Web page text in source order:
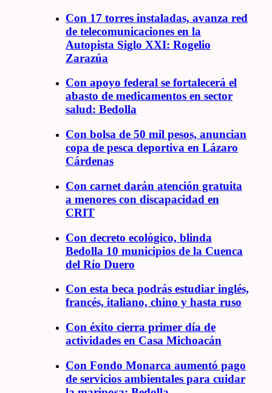
Con 17 torres instaladas, avanza red
de telecomunicaciones en la
Autopista Siglo XXI: Rogelio
Zarazúa
Con apoyo federal se fortalecerá el
abasto de medicamentos en sector
salud: Bedolla
Con bolsa de 50 mil pesos, anuncian
copa de pesca deportiva en Lázaro
Cárdenas
Con carnet darán atención gratuita
a menores con discapacidad en
CRIT
Con decreto ecológico, blinda
Bedolla 10 municipios de la Cuenca
del Río Duero
Con esta beca podrás estudiar inglés,
francés, italiano, chino y hasta ruso
Con éxito cierra primer día de
actividades en Casa Michoacán
Con Fondo Monarca aumentó pago
de servicios ambientales para cuidar